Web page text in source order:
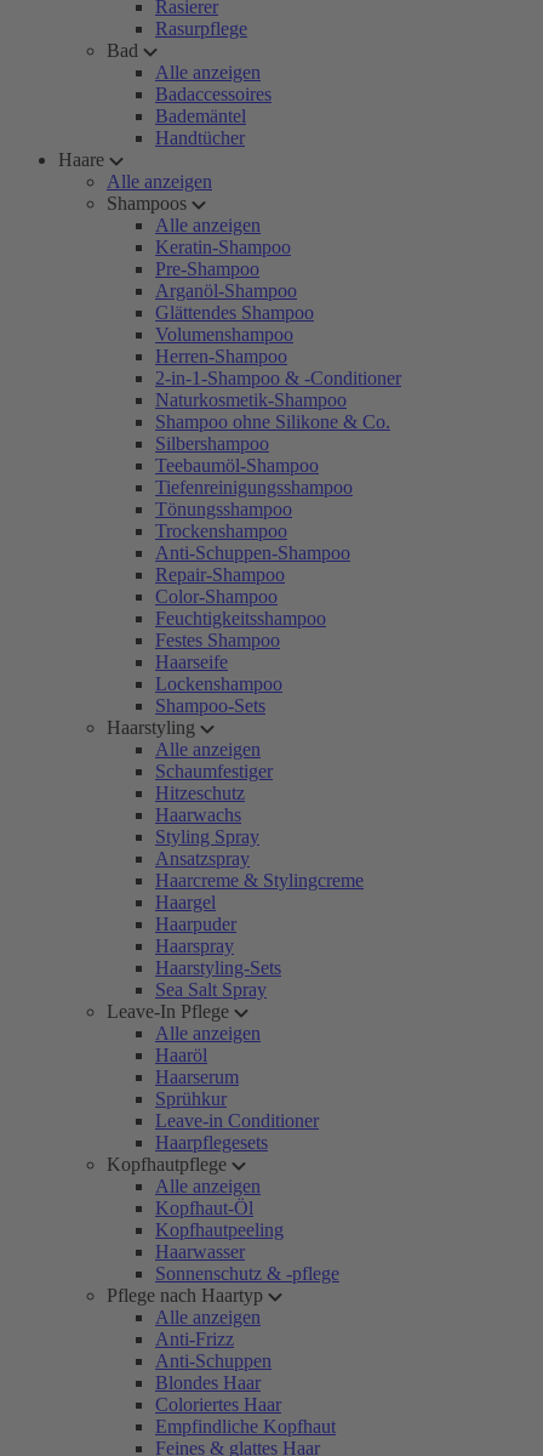
Rasierer
Rasurpflege
Bad
Alle anzeigen
Badaccessoires
Bademäntel
Handtücher
Haare
Alle anzeigen
Shampoos
Alle anzeigen
Keratin-Shampoo
Pre-Shampoo
Arganöl-Shampoo
Glättendes Shampoo
Volumenshampoo
Herren-Shampoo
2-in-1-Shampoo & -Conditioner
Naturkosmetik-Shampoo
Shampoo ohne Silikone & Co.
Silbershampoo
Teebaumöl-Shampoo
Tiefenreinigungsshampoo
Tönungsshampoo
Trockenshampoo
Anti-Schuppen-Shampoo
Repair-Shampoo
Color-Shampoo
Feuchtigkeitsshampoo
Festes Shampoo
Haarseife
Lockenshampoo
Shampoo-Sets
Haarstyling
Alle anzeigen
Schaumfestiger
Hitzeschutz
Haarwachs
Styling Spray
Ansatzspray
Haarcreme & Stylingcreme
Haargel
Haarpuder
Haarspray
Haarstyling-Sets
Sea Salt Spray
Leave-In Pflege
Alle anzeigen
Haaröl
Haarserum
Sprühkur
Leave-in Conditioner
Haarpflegesets
Kopfhautpflege
Alle anzeigen
Kopfhaut-Öl
Kopfhautpeeling
Haarwasser
Sonnenschutz & -pflege
Pflege nach Haartyp
Alle anzeigen
Anti-Frizz
Anti-Schuppen
Blondes Haar
Coloriertes Haar
Empfindliche Kopfhaut
Feines & glattes Haar